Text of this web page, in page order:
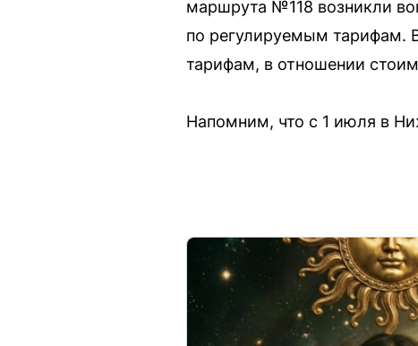
маршрута №118 возникли
по регулируемым тарифам.
тарифам, в отношении
Напомним, что с 1 июля в